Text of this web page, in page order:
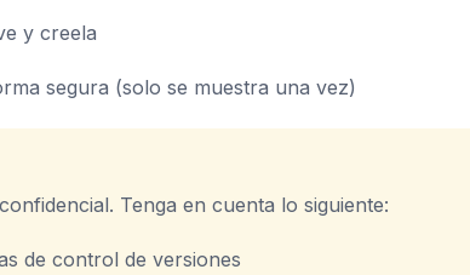
y creela
segura (solo se muestra una vez)
Tenga en cuenta lo siguiente:
de control de versiones